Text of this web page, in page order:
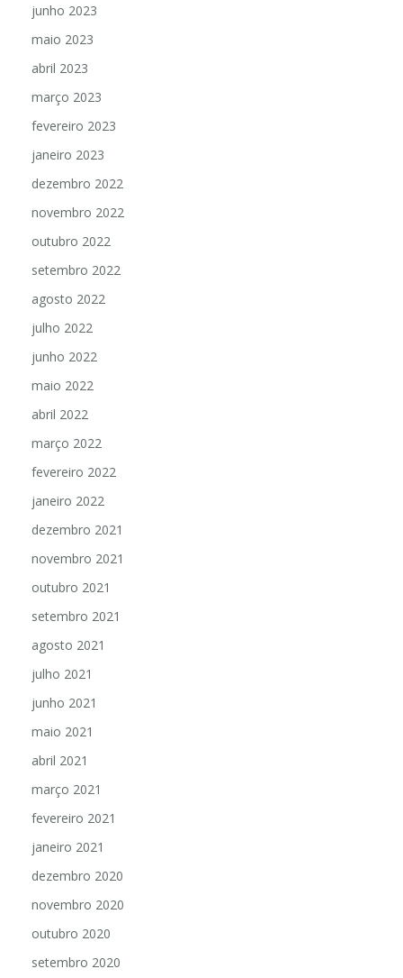
junho 2023
maio 2023
abril 2023
março 2023
fevereiro 2023
janeiro 2023
dezembro 2022
novembro 2022
outubro 2022
setembro 2022
agosto 2022
julho 2022
junho 2022
maio 2022
abril 2022
março 2022
fevereiro 2022
janeiro 2022
dezembro 2021
novembro 2021
outubro 2021
setembro 2021
agosto 2021
julho 2021
junho 2021
maio 2021
abril 2021
março 2021
fevereiro 2021
janeiro 2021
dezembro 2020
novembro 2020
outubro 2020
setembro 2020